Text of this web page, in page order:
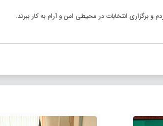
برگزاری انتخابات در محیطی امن و آرام به کار ببرند.